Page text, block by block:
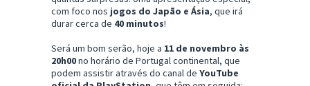
com foco nos jogos do Japão e Ásia, que irá
durar cerca de 40 minutos!
Será um bom serão, hoje a 11 de novembro às
20h00no horário de Portugal continental, que
podem assistir através do canal de YouTube